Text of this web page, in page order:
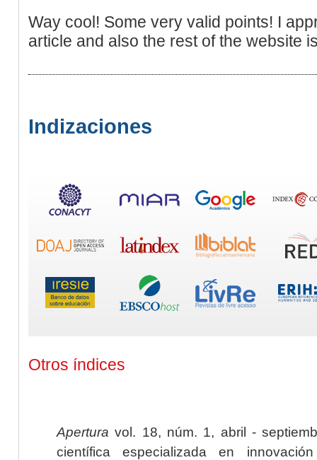
Way cool! Some very valid points! I
article and also the rest of the website
Indizaciones
Otros índices
Apertura vol. 18, núm. 1, abril -
científica especializada en